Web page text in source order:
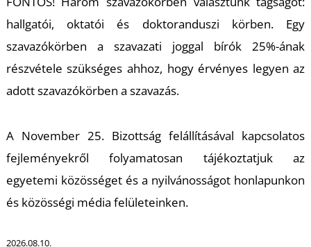
hallgatói, oktatói és doktoranduszi körben. Egy
szavazókörben a szavazati joggal bírók 25%-ának
részvétele szükséges ahhoz, hogy érvényes legyen az
adott szavazókörben a szavazás.
A November 25. Bizottság felállításával kapcsolatos
fejleményekről folyamatosan tájékoztatjuk az
egyetemi közösséget és a nyilvánosságot honlapunkon
és közösségi média felületeinken.
2026.08.10.